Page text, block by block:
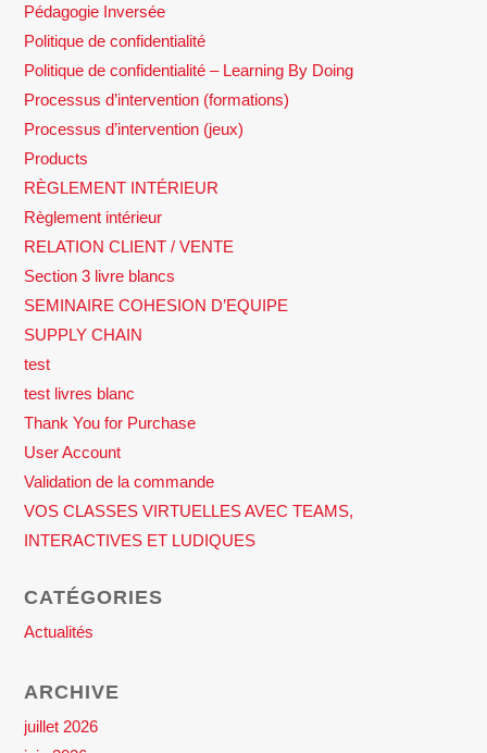
Pédagogie Inversée
Politique de confidentialité
Politique de confidentialité – Learning By Doing
Processus d’intervention (formations)
Processus d’intervention (jeux)
Products
RÈGLEMENT INTÉRIEUR
Règlement intérieur
RELATION CLIENT / VENTE
Section 3 livre blancs
SEMINAIRE COHESION D’EQUIPE
SUPPLY CHAIN
test
test livres blanc
Thank You for Purchase
User Account
Validation de la commande
VOS CLASSES VIRTUELLES AVEC TEAMS,
INTERACTIVES ET LUDIQUES
CATÉGORIES
Actualités
ARCHIVE
juillet 2026